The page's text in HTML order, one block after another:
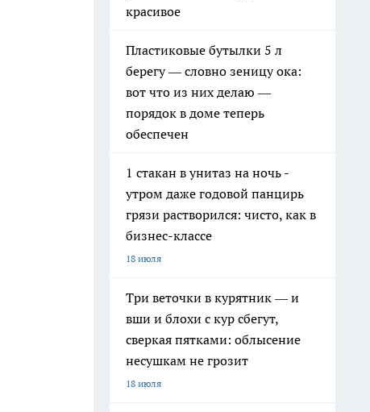
красивое
Пластиковые бутылки 5 л
берегу — словно зеницу ока:
вот что из них делаю —
порядок в доме теперь
обеспечен
1 стакан в унитаз на ночь -
утром даже годовой панцирь
грязи растворился: чисто, как в
бизнес-классе
18 июля
Три веточки в курятник — и
вши и блохи с кур сбегут,
сверкая пятками: облысение
несушкам не грозит
18 июля